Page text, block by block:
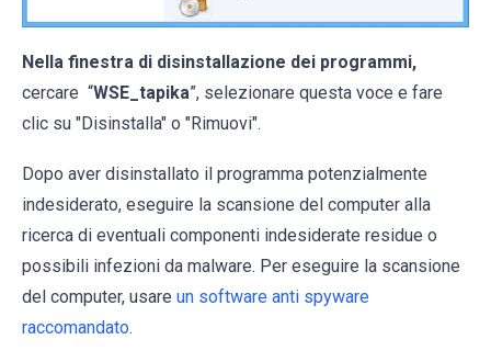
Nella finestra di disinstallazione dei programmi,
cercare “WSE_tapika”, selezionare questa voce e fare
clic su "Disinstalla" o "Rimuovi".
Dopo aver disinstallato il programma potenzialmente
indesiderato, eseguire la scansione del computer alla
ricerca di eventuali componenti indesiderate residue o
possibili infezioni da malware. Per eseguire la scansione
del computer, usare un software anti spyware
raccomandato.